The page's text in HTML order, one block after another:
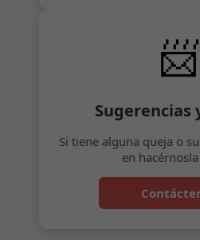
📨
Sugerencias
Si tiene alguna queja o
en